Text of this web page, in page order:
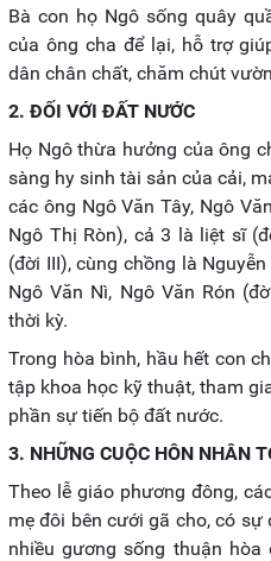
Bà con họ Ngô sống quây
của ông cha để lại, hỗ trợ
dân chân chất, chăm chút
2. ĐỐI VỚI ĐẤT NƯỚC
Họ Ngô thừa hưởng của ông
sàng hy sinh tài sản của cải,
các ông Ngô Văn Tây, Ngô
Ngô Thị Ròn), cả 3 là liệt sĩ
(đời III), cùng chồng là
Ngô Văn Nì, Ngô Văn Rón
thời kỳ.
Trong hòa bình, hầu hết con
tập khoa học kỹ thuật, tham
phần sự tiến bộ đất nước.
3. NHỮNG CUỘC HÔN NHÂN
Theo lễ giáo phương đông,
mẹ đôi bên cưới gã cho, có
nhiều gương sống thuận